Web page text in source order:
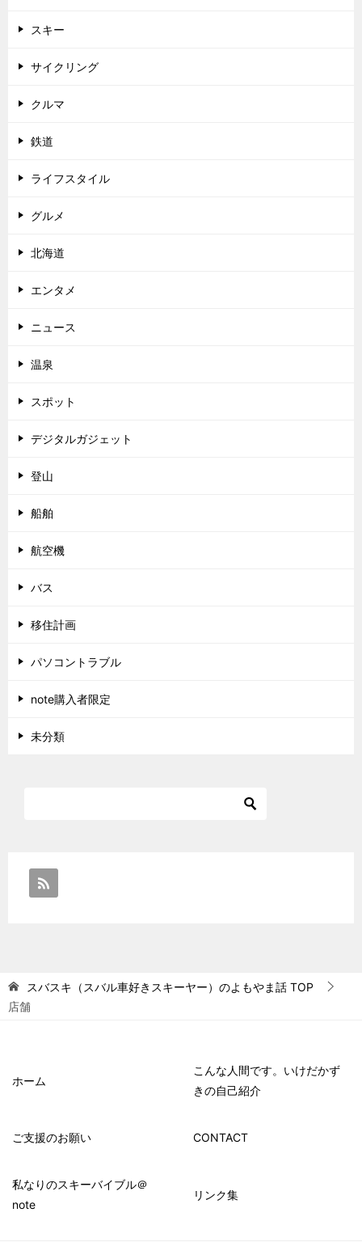
スキー
サイクリング
クルマ
鉄道
ライフスタイル
グルメ
北海道
エンタメ
ニュース
温泉
スポット
デジタルガジェット
登山
船舶
航空機
バス
移住計画
パソコントラブル
note購入者限定
未分類
スバスキ（スバル車好きスキーヤー）のよもやま話 TOP
店舗
ホーム
こんな人間です。いけだかず
きの自己紹介
ご支援のお願い CONTACT
私なりのスキーバイブル＠
note
リンク集